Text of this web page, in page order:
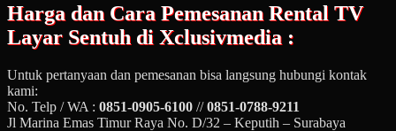
Harga dan Cara Pemesanan Rental TV
Layar Sentuh di Xclusivmedia :
Untuk pertanyaan dan pemesanan bisa langsung hubungi kontak
kami:
No. Telp / WA : 0851-0905-6100 //0851-0788-9211
Jl Marina Emas Timur Raya No. D/32 – Keputih – Surabaya